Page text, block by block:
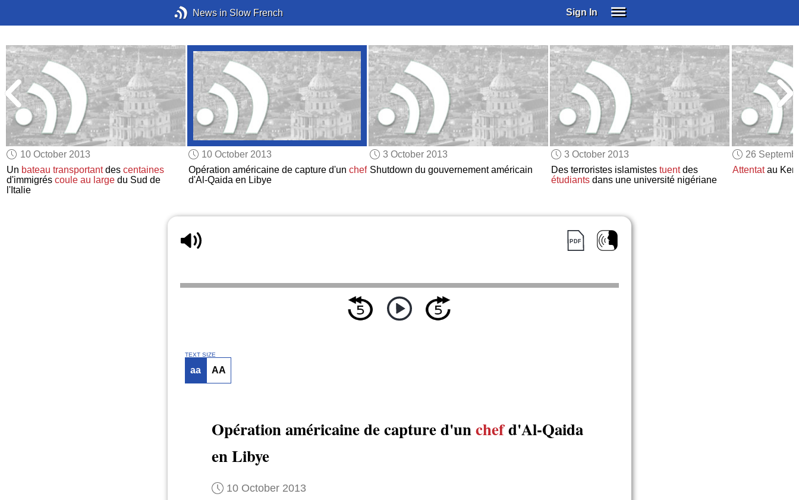
News in Slow French Sign In
SUBSCRIBE
EDUCATIONAL LICENSES
GIFT CARDS
OTHER LANGUAGES
ABOUT US
ALEXA
ADJUST COLORS
10 October 2013
Un bateau transportantdescentaines
d'immigréscoule au large du Sud de
l'Italie
10 October 2013
Opération américaine de capture d'un chef
d'Al-Qaida en Libye
3 October 2013
Shutdown du gouvernement américain
3 October 2013
Des terroristes islamistes tuentdes
étudiantsdans une université nigériane
26
Attentatau
TEXT SIZE
aa AA
Opération américaine de capture d'unchefd'Al-Qaida
en Libye
10 October 2013